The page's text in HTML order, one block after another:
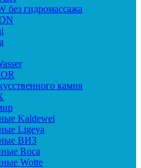
без гидромассажа
камня
Kaldewei
Ligeya
ВИЗ
Roca
Wotte